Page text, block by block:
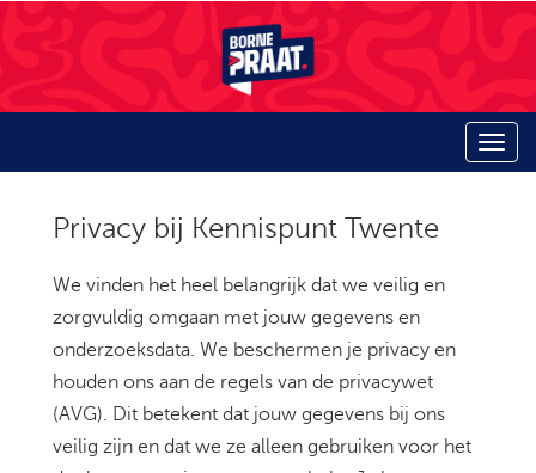
Privacy bij Kennispunt Twente
We vinden het heel belangrijk dat we veilig en
zorgvuldig omgaan met jouw gegevens en
onderzoeksdata. We beschermen je privacy en
houden ons aan de regels van de privacywet
(AVG). Dit betekent dat jouw gegevens bij ons
veilig zijn en dat we ze alleen gebruiken voor het